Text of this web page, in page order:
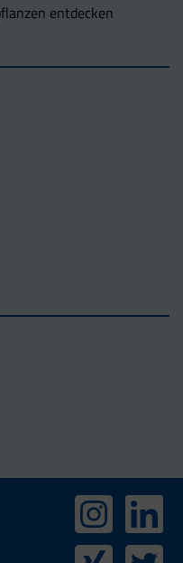
entdecken